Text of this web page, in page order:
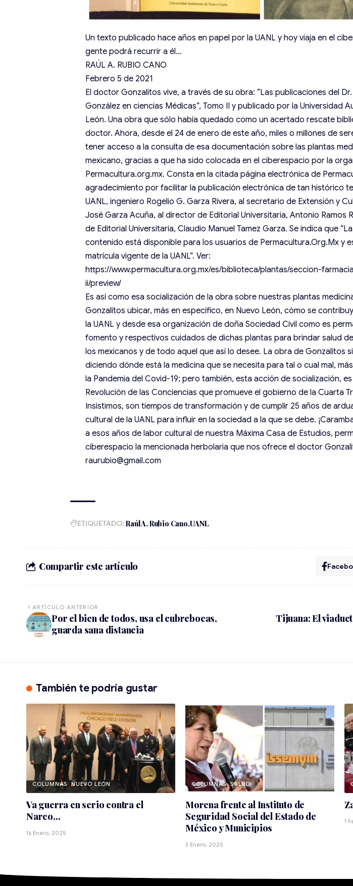
Un texto publicado hace años en papel por la UANL y hoy viaja en el
gente podrá recurrir a él…
RAÚL A. RUBIO CANO
Febrero 5 de 2021
El doctor Gonzalitos vive, a través de su obra: “Las publicaciones del
González en ciencias Médicas”, Tomo II y publicado por la Universidad
León. Una obra que sólo había quedado como un acertado rescate
doctor. Ahora, desde el 24 de enero de este año, miles o millones de
tener acceso a la consulta de esa documentación sobre las plantas
mexicano, gracias a que ha sido colocada en el ciberespacio por la
Permacultura.org.mx. Consta en la citada página electrónica de
agradecimiento por facilitar la publicación electrónica de tan histórico
UANL, ingeniero Rogelio G. Garza Rivera, al secretario de Extensión y
José Garza Acuña, al director de Editorial Universitaria, Antonio Ramos
de Editorial Universitaria, Claudio Manuel Tamez Garza. Se indica que
contenido está disponible para los usuarios de Permacultura.Org.Mx y
matrícula vigente de la UANL”. Ver:
https://www.permacultura.org.mx/es/biblioteca/plantas/seccion-
ii/preview/
Es así como esa socialización de la obra sobre nuestras plantas
Gonzalitos ubicar, más en específico, en Nuevo León, cómo se
la UANL y desde esa organización de doña Sociedad Civil como es
fomento y respectivos cuidados de dichas plantas para brindar salud
los mexicanos y de todo aquel que así lo desee. La obra de Gonzalitos
diciendo dónde está la medicina que se necesita para tal o cual mal,
la Pandemia del Covid-19; pero también, esta acción de socialización,
Revolución de las Conciencias que promueve el gobierno de la Cuarta
Insistimos, son tiempos de transformación y de cumplir 25 años de
cultural de la UANL para influir en la sociedad a la que se debe.
a esos años de labor cultural de nuestra Máxima Casa de Estudios,
ciberespacio la mencionada herbolaria que nos ofrece el doctor
raurubio@gmail.com
ETIQUETADO: Raúl A. Rubio Cano UANL
Compartir este artículo
ARTÍCULO ANTERIOR
Por el bien de todos, usa el cubrebocas,
guarda sana distancia
Tijuana: El
También te podría gustar
COLUMNAS‏ NUEVO LEÓN
Va guerra en serio contra el
Narco…
16 Enero, 2025
COLUMNAS‏ SALUD
Morena frente al Instituto de
Seguridad Social del Estado de
México y Municipios
3 Enero, 2025
1